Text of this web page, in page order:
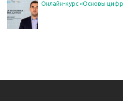
Онлайн-курс «Основы